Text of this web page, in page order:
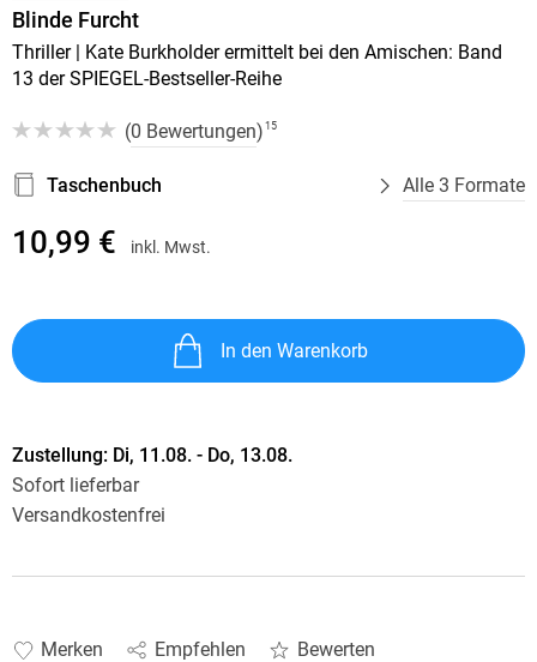
Blinde Furcht
Thriller | Kate Burkholder ermittelt bei den Amischen: Band
13 der SPIEGEL-Bestseller-Reihe
(0 Bewertungen) 15
Taschenbuch Alle 3 Formate
10,99 € inkl. Mwst.
In den Warenkorb
Zustellung: Di, 11.08. - Do, 13.08.
Sofort lieferbar
Versandkostenfrei
Merken Empfehlen Bewerten